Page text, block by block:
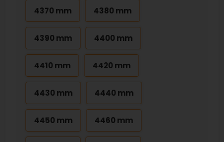
4370 mm 4380 mm
4390 mm 4400 mm
4410 mm 4420 mm
4430 mm 4440 mm
4450 mm 4460 mm